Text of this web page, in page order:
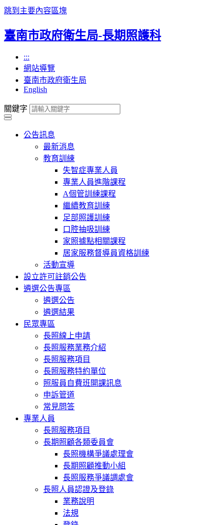
跳到主要內容區塊
臺南市政府衛生局-長期照護科
:::
網站導覽
臺南市政府衛生局
English
關鍵字
公告訊息
最新消息
教育訓練
失智症專業人員
專業人員進階課程
A個管訓練課程
繼續教育訓練
足部照護訓練
口腔抽吸訓練
家照據點相關課程
居家服務督導員資格訓練
活動宣導
設立許可註銷公告
遴選公告專區
遴選公告
遴選結果
民眾專區
長照線上申請
長照服務業務介紹
長照服務項目
長照服務特約單位
照服員自費班開課訊息
申訴管道
常見問答
專業人員
長照服務項目
長期照顧各類委員會
長照機構爭議處理會
長期照顧推動小組
長照服務爭議調處會
長照人員認證及登錄
業務說明
法規